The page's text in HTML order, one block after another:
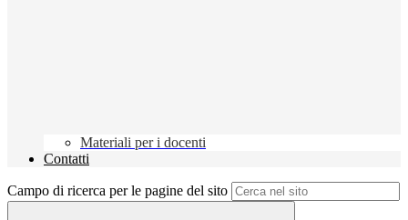
Materiali per i docenti
Contatti
Campo di ricerca per le pagine del sito